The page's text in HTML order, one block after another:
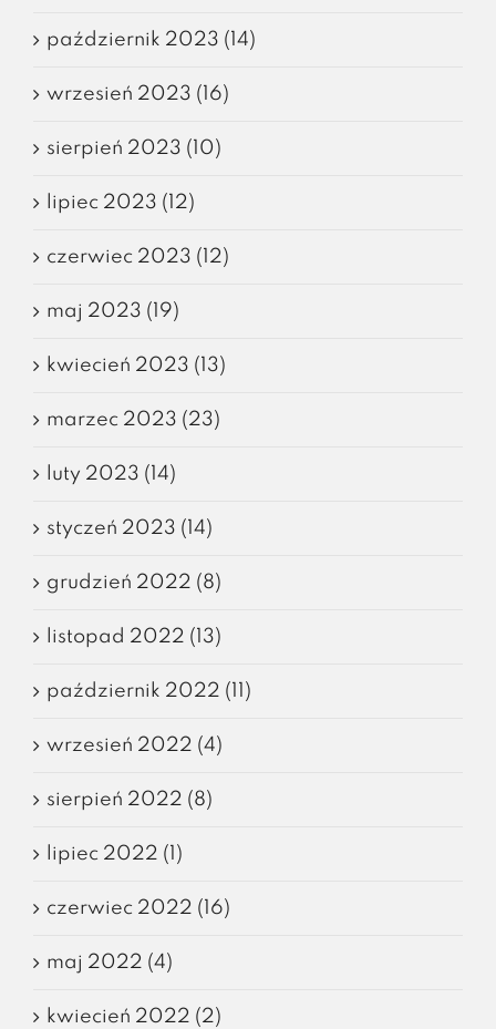
październik 2023 (14)
wrzesień 2023 (16)
sierpień 2023 (10)
lipiec 2023 (12)
czerwiec 2023 (12)
maj 2023 (19)
kwiecień 2023 (13)
marzec 2023 (23)
luty 2023 (14)
styczeń 2023 (14)
grudzień 2022 (8)
listopad 2022 (13)
październik 2022 (11)
wrzesień 2022 (4)
sierpień 2022 (8)
lipiec 2022 (1)
czerwiec 2022 (16)
maj 2022 (4)
kwiecień 2022 (2)